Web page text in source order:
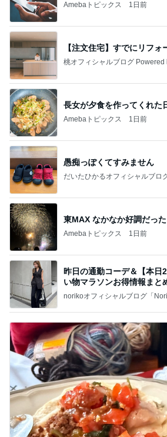
Amebaトピックス 1日前
【注文住宅】すでにリフォ
桃オフィシャルブログ Powered
長女が夕食を作ってくれた
Amebaトピックス 1日前
愚痴っぽくてすみません
だいたひかるオフィシャルブロ
東MAX なかなか好調だっ
Amebaトピックス 1日前
昨日の通勤コーデ＆【本日
い物マラソンお得情報まと
norikoオフィシャルブログ「